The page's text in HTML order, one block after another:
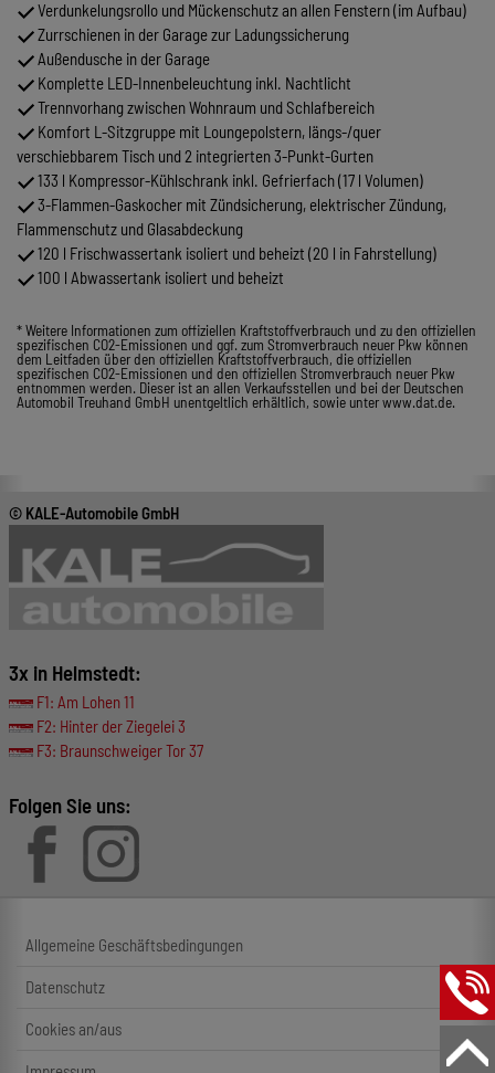
Verdunkelungsrollo und Mückenschutz an allen Fenstern (im Aufbau)
Zurrschienen in der Garage zur Ladungssicherung
Außendusche in der Garage
Komplette LED-Innenbeleuchtung inkl. Nachtlicht
Trennvorhang zwischen Wohnraum und Schlafbereich
Komfort L-Sitzgruppe mit Loungepolstern, längs-/quer
verschiebbarem Tisch und 2 integrierten 3-Punkt-Gurten
133 l Kompressor-Kühlschrank inkl. Gefrierfach (17 l Volumen)
3-Flammen-Gaskocher mit Zündsicherung, elektrischer Zündung,
Flammenschutz und Glasabdeckung
120 l Frischwassertank isoliert und beheizt (20 l in Fahrstellung)
100 l Abwassertank isoliert und beheizt
* Weitere Informationen zum offiziellen Kraftstoffverbrauch und zu den offiziellen
spezifischen CO2-Emissionen und ggf. zum Stromverbrauch neuer Pkw können
dem Leitfaden über den offiziellen Kraftstoffverbrauch, die offiziellen
spezifischen CO2-Emissionen und den offiziellen Stromverbrauch neuer Pkw
entnommen werden. Dieser ist an allen Verkaufsstellen und bei der Deutschen
Automobil Treuhand GmbH unentgeltlich erhältlich, sowie unter www.dat.de.
© KALE-Automobile GmbH
3x in Helmstedt:
F1: Am Lohen 11
F2: Hinter der Ziegelei 3
F3: Braunschweiger Tor 37
Folgen Sie uns:
Allgemeine Geschäftsbedingungen
Datenschutz
Cookies an/aus